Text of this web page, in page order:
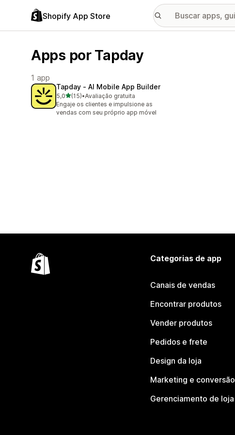
Shopify App Store
Apps por Tapday
1 app
Tapday ‑ AI Mobile App Builder
5,0de 5 estrelas
(15)
15 avaliações ao todo
•Avaliação gratuita
Engaje os clientes e impulsione as
vendas com seu próprio app móvel
Categorias de app
Canais de vendas
Encontrar produtos
Vender produtos
Pedidos e frete
Design da loja
Marketing e conversão
Gerenciamento de loja